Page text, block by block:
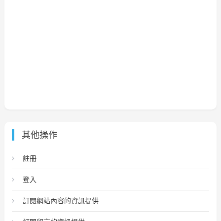
其他操作
註冊
登入
訂閱網站內容的資訊提供